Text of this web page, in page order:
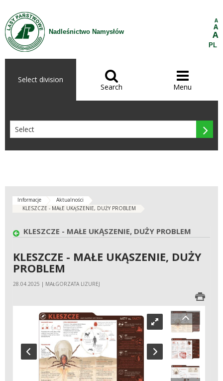
Skip to Content
Nadleśnictwo Namysłów
A
A
A
PL
Select division 
Search

Menu

Informacje
Aktualności
KLESZCZE - MAŁE UKĄSZENIE, DUŻY PROBLEM
KLESZCZE - MAŁE UKĄSZENIE, DUŻY PROBLEM
KLESZCZE - MAŁE UKĄSZENIE, DUŻY
PROBLEM
28.04.2025 | MAŁGORZATA LIZUREJ